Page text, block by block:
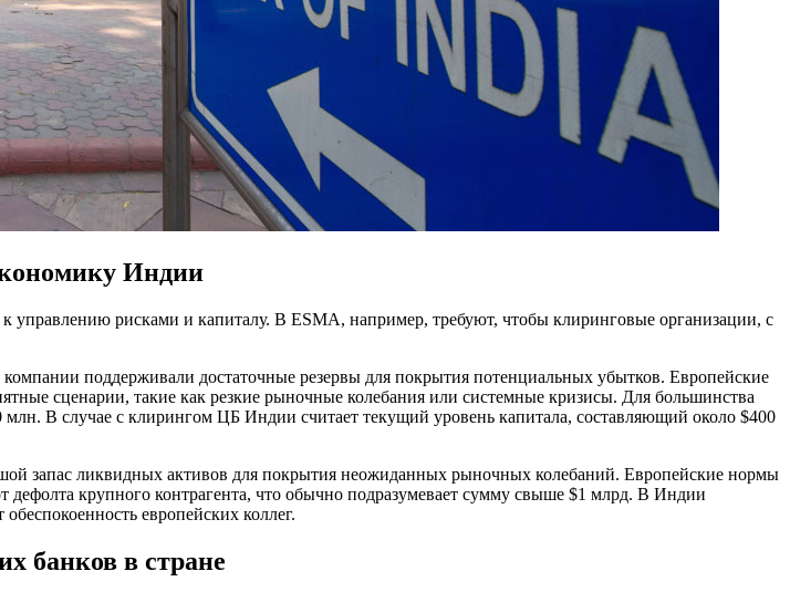
Индии
рисками и капиталу. В ESMA, например, требуют, чтобы клиринговые организации, с
поддерживали достаточные резервы для покрытия потенциальных убытков. Европейские
сценарии, такие как резкие рыночные колебания или системные кризисы. Для большинства
В случае с клирингом ЦБ Индии считает текущий уровень капитала, составляющий около $400
запас ликвидных активов для покрытия неожиданных рыночных колебаний. Европейские нормы
крупного контрагента, что обычно подразумевает сумму свыше $1 млрд. В Индии
европейских коллег.
банков в стране